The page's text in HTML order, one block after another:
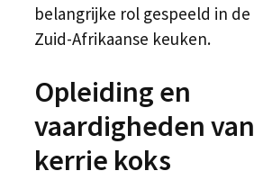
belangrijke rol gespeeld in de
Zuid-Afrikaanse keuken.
Opleiding en
vaardigheden van
kerrie koks